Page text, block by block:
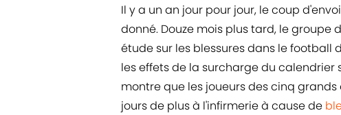
Il y a un an jour pour jour, le coup
donné. Douze mois plus tard, le groupe
étude sur les blessures dans le football
les effets de la surcharge du calendrier
montre que les joueurs des cinq
jours de plus à l'infirmerie à cause de